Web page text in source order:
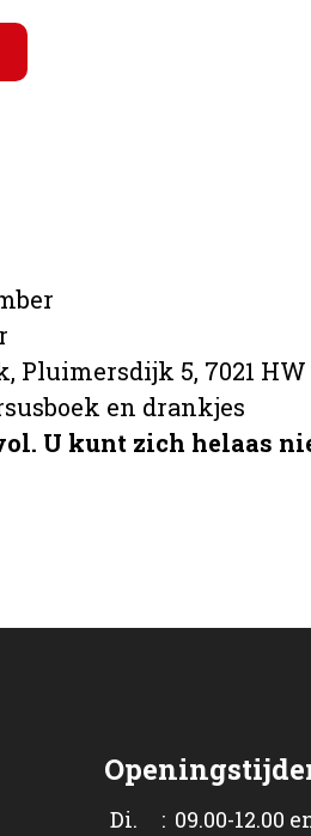
Pluimersdijk 5, 7021
en drankjes
U kunt zich helaas
Di. : 09.00-12.00